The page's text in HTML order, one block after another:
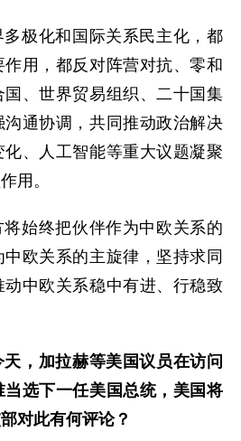
极化和国际关系民主化，都
用，都反对阵营对抗、零和
、世界贸易组织、二十国集
沟通协调，共同推动政治解决
、人工智能等重大议题凝聚
用。
始终把伙伴作为中欧关系的
欧关系的主旋律，坚持求同
中欧关系稳中有进、行稳致
，加拉赫等美国议员在访问
选下一任美国总统，美国将
对此有何评论？